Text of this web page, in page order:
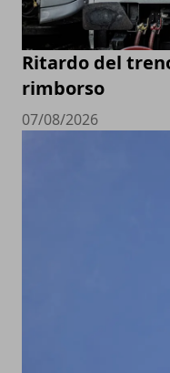
Ritardo del
rimborso
07/08/2026